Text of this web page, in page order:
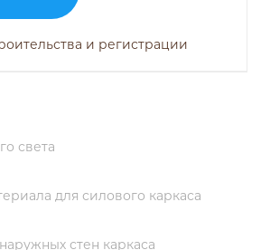
и регистрации
света
для силового каркаса
стен каркаса